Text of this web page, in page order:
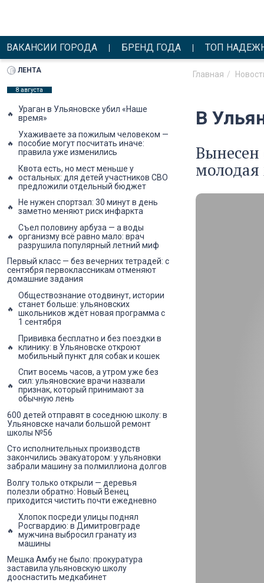
ВАКАНСИИ ГОРОДА БРЕНД ГОДА ТОП
Главная
В
ЛЕНТА
8 августа
Ураган в Ульяновске убил «Наше
время»
Ухаживаете за пожилым человеком —
пособие могут посчитать иначе:
правила уже изменились
Квота есть, но мест меньше у
остальных: для детей участников СВО
предложили отдельный бюджет
Не нужен спортзал: 30 минут в день
заметно меняют риск инфаркта
Съел половину арбуза — а воды
организму всё равно мало: врач
разрушила популярный летний миф
Первый класс — без вечерних тетрадей: с
сентября первоклассникам отменяют
домашние задания
Обществознание отодвинут, истории
станет больше: ульяновских
школьников ждёт новая программа с
1 сентября
Прививка бесплатно и без поездки в
клинику: в Ульяновске откроют
мобильный пункт для собак и кошек
Спит восемь часов, а утром уже без
сил: ульяновские врачи назвали
признак, который принимают за
обычную лень
600 детей отправят в соседнюю школу: в
Ульяновске начали большой ремонт
школы №56
Сто исполнительных производств
закончились эвакуатором: у ульяновки
забрали машину за полмиллиона долгов
Волгу только открыли — деревья
полезли обратно: Новый Венец
приходится чистить почти ежедневно
Хлопок посреди улицы поднял
Росгвардию: в Димитровграде
мужчина выбросил гранату из
машины
Мешка Амбу не было: прокуратура
заставила ульяновскую школу
дооснастить медкабинет